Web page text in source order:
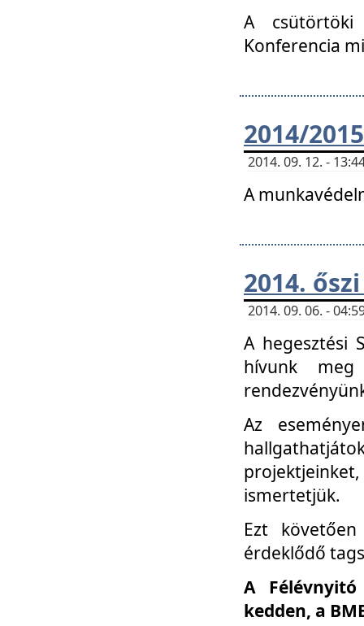
A csütörtöki
Konferencia
2014/
2014. 09. 12. -
A
2014.
2014. 09. 06. -
A hegesztési
hívunk
Az
ismertetjük.
Ezt
érdeklődő
A
kedden, a